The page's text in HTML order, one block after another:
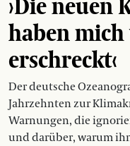
haben
erschreckt‹
Der deutsche
Jahrzehnten zur
Warnungen, die
und darüber, warum